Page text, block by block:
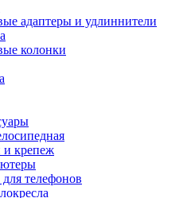
адаптеры и удлиннители
колонки
и крепеж
телефонов